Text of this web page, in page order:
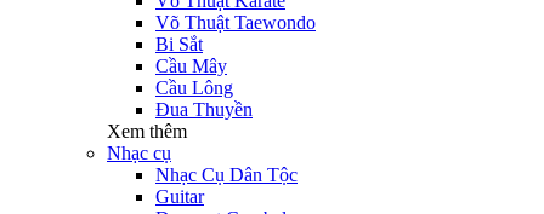
Võ Thuật Taewondo
Bi Sắt
Cầu Mây
Cầu Lông
Đua Thuyền
Xem thêm
Nhạc cụ
Nhạc Cụ Dân Tộc
Guitar